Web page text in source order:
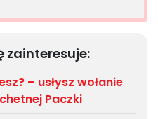
zainteresuje:
– usłysz wołanie
Paczki